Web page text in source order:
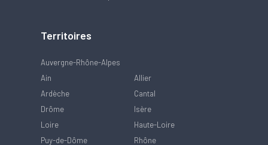
Territoires
Auvergne-Rhône-Alpes
Ain
Allier
Ardèche
Cantal
Drôme
Isère
Loire
Haute-Loire
Puy-de-Dôme
Rhône